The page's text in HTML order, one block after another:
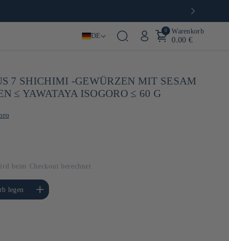
DE
0 Warenkorb
0.00 €
7 SHICHIMI -GEWÜRZEN MIT SESAM
≤ YAWATAYA ISOGORO ≤ 60 G
beim Checkout berechnet
legen
die Menge für Default
Title